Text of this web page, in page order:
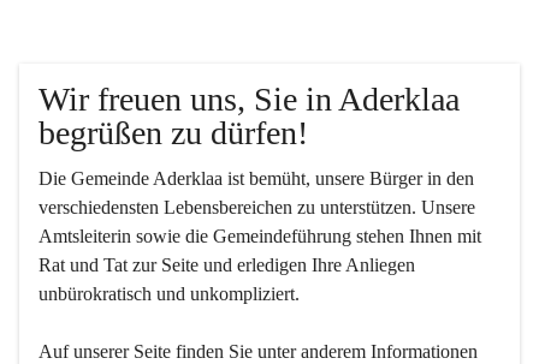
Wir freuen uns, Sie in Aderklaa
begrüßen zu dürfen!
Die Gemeinde Aderklaa ist bemüht, unsere Bürger in den
verschiedensten Lebensbereichen zu unterstützen. Unsere
Amtsleiterin sowie die Gemeindeführung stehen Ihnen mit
Rat und Tat zur Seite und erledigen Ihre Anliegen
unbürokratisch und unkompliziert.
Auf unserer Seite finden Sie un­ter an­de­rem Informationen